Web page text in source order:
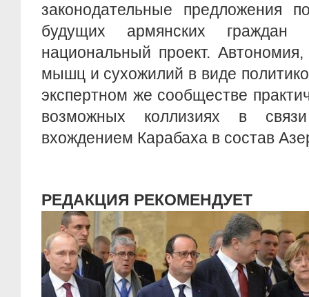
законодательные предложения
будущих армянских граждан
национальный проект.
мышц и сухожилий в виде
экспертном же сообществе
возможных коллизиях в
вхождением Карабаха в состав
РЕДАКЦИЯ РЕКОМЕНДУЕТ